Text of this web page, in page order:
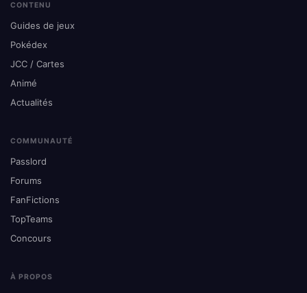
CONTENU
Guides de jeux
Pokédex
JCC / Cartes
Animé
Actualités
COMMUNAUTÉ
Passlord
Forums
FanFictions
TopTeams
Concours
À PROPOS